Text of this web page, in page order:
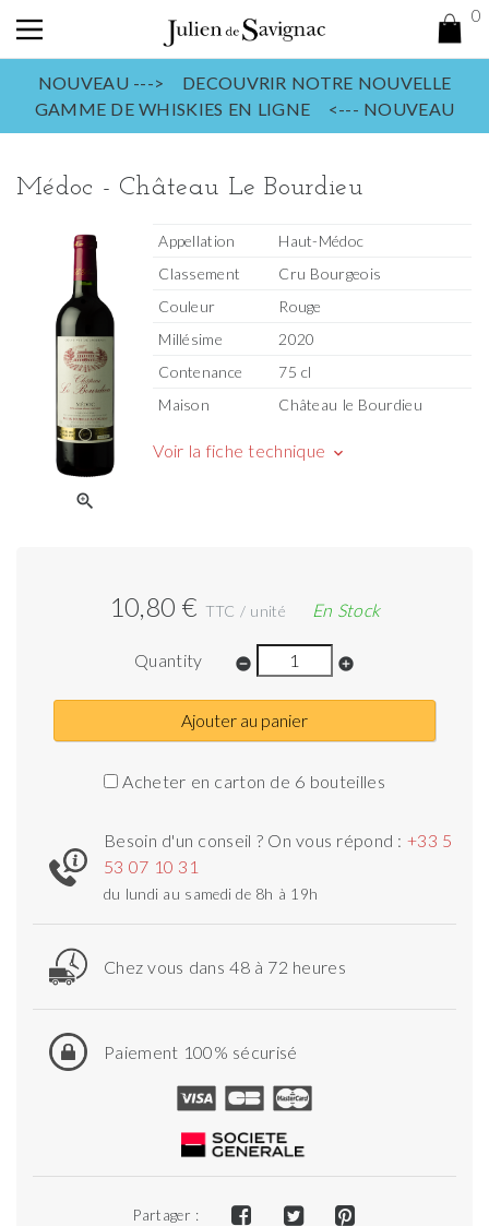
0
NOUVEAU ---> DECOUVRIR NOTRE NOUVELLE
GAMME DE WHISKIES EN LIGNE <--- NOUVEAU
Médoc - Château Le Bourdieu
zoom_in
Appellation
Haut-Médoc
Classement
Cru Bourgeois
Couleur
Rouge
Millésime
2020
Contenance
75 cl
Maison
Château le Bourdieu
Voir la fiche technique keyboard_arrow_down
10,80 € TTC / unité En Stock
Quantity remove_circle add_circle
Ajouter au panier
Acheter en carton de 6 bouteilles
Besoin d'un conseil ? On vous répond : +33 5
53 07 10 31
du lundi au samedi de 8h à 19h
Chez vous dans 48 à 72 heures
Paiement 100% sécurisé
Partager :